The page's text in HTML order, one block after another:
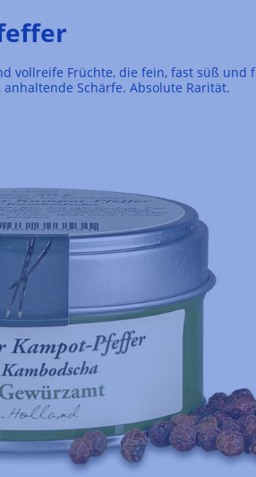
vollreife Früchte, die fein, fast süß und
Schärfe. Absolute Rarität.